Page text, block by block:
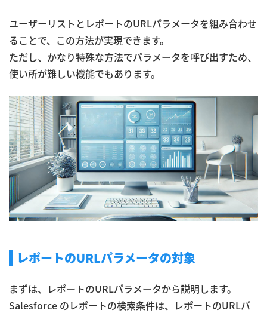
ユーザーリストとレポートのURLパラメータを組み合わせ
ることで、この方法が実現できます。
ただし、かなり特殊な方法でパラメータを呼び出すため、
使い所が難しい機能でもあります。
レポートのURLパラメータの対象
まずは、レポートのURLパラメータから説明します。
Salesforce のレポートの検索条件は、レポートのURLパ